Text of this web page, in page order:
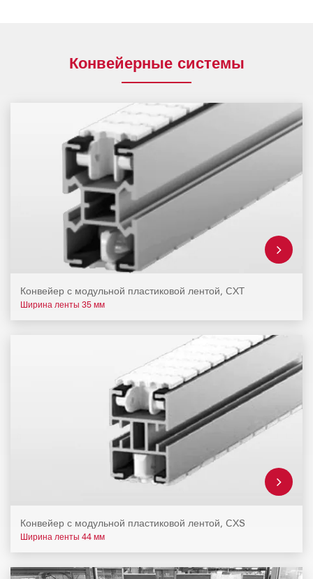
Конвейерные системы
Конвейер с модульной пластиковой лентой, CXT
Ширина ленты 35 мм
Конвейер с модульной пластиковой лентой, CXS
Ширина ленты 44 мм